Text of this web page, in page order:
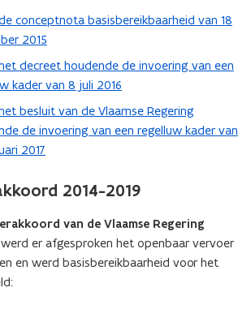
conceptnota basisbereikbaarheid van 18
2015
decreet houdende de invoering van een
kader van 8 juli 2016
besluit van de Vlaamse Regering
de invoering van een regelluw kader van
2017
2014-2019
van de Vlaamse Regering
werd er afgesproken het openbaar vervoer
en werd basisbereikbaarheid voor het